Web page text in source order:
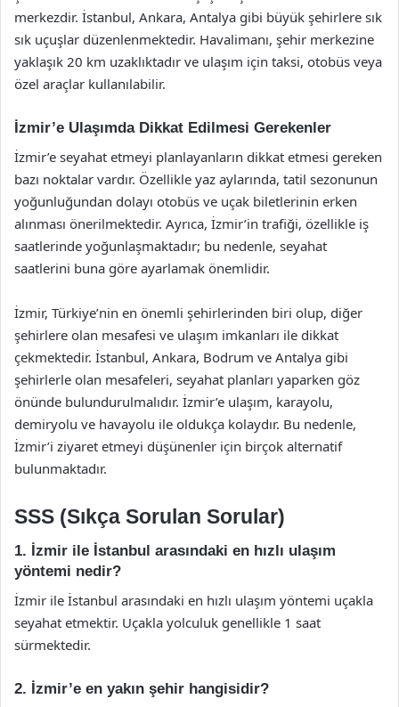
merkezdir. İstanbul, Ankara, Antalya gibi büyük şehirlere sık
sık uçuşlar düzenlenmektedir. Havalimanı, şehir merkezine
yaklaşık 20 km uzaklıktadır ve ulaşım için taksi, otobüs veya
özel araçlar kullanılabilir.
İzmir’e Ulaşımda Dikkat Edilmesi Gerekenler
İzmir’e seyahat etmeyi planlayanların dikkat etmesi gereken
bazı noktalar vardır. Özellikle yaz aylarında, tatil sezonunun
yoğunluğundan dolayı otobüs ve uçak biletlerinin erken
alınması önerilmektedir. Ayrıca, İzmir’in trafiği, özellikle iş
saatlerinde yoğunlaşmaktadır; bu nedenle, seyahat
saatlerini buna göre ayarlamak önemlidir.
İzmir, Türkiye’nin en önemli şehirlerinden biri olup, diğer
şehirlere olan mesafesi ve ulaşım imkanları ile dikkat
çekmektedir. İstanbul, Ankara, Bodrum ve Antalya gibi
şehirlerle olan mesafeleri, seyahat planları yaparken göz
önünde bulundurulmalıdır. İzmir’e ulaşım, karayolu,
demiryolu ve havayolu ile oldukça kolaydır. Bu nedenle,
İzmir’i ziyaret etmeyi düşünenler için birçok alternatif
bulunmaktadır.
SSS (Sıkça Sorulan Sorular)
1. İzmir ile İstanbul arasındaki en hızlı ulaşım
yöntemi nedir?
İzmir ile İstanbul arasındaki en hızlı ulaşım yöntemi uçakla
seyahat etmektir. Uçakla yolculuk genellikle 1 saat
sürmektedir.
2. İzmir’e en yakın şehir hangisidir?